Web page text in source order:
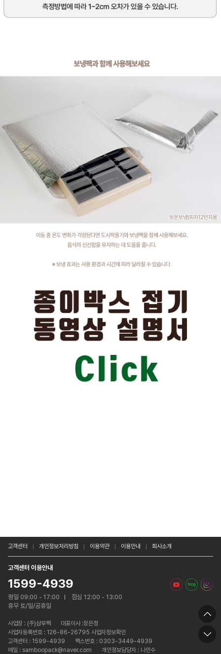
고객센터 개인정보처리방침 이용약관 이용안내 회사소개
고객센터 이용안내
1599-4939
평일 09:00 - 17:00
점심 12:00 - 13:00
휴무 토/일/공휴일
사업장 : (주)삼부팩
대표이사 :장은정
사업자등록번호 : 126-86-26795 사업자정보확인
고객센터 : 1599-4939
팩스번호 : 0303-3449-4939
메일 : samboopack@naver.com
개인정보담당자 : 나인수